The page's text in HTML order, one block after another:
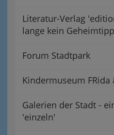
Literatur-Verlag
lange kein
Forum Stadtpark
Kindermuseum FRida
Galerien der Stadt -
'einzeln'